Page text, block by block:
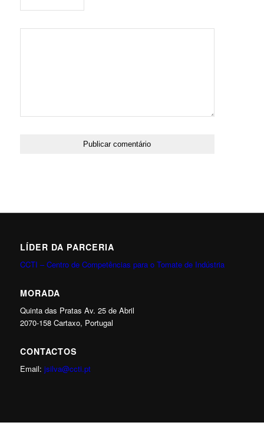
LÍDER DA PARCERIA
CCTI – Centro de Competências para o Tomate de Indústria
MORADA
Quinta das Pratas Av. 25 de Abril
2070-158 Cartaxo, Portugal
CONTACTOS
Email: jsilva@ccti.pt